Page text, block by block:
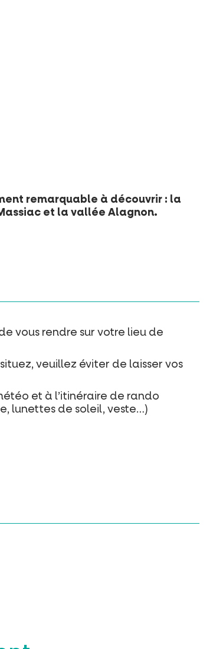
remarquable à découvrir : la
et la vallée Alagnon.
vous rendre sur votre lieu de
veuillez éviter de laisser vos
et à l’itinéraire de rando
lunettes de soleil, veste…)